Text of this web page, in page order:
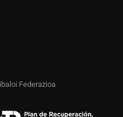
Federazioa